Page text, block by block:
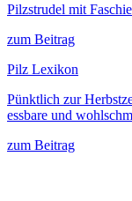
Pilzstrudel mit
zum Beitrag
Pilz Lexikon
Pünktlich zur
essbare und
zum Beitrag